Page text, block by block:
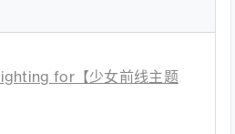
for【少女前线主题